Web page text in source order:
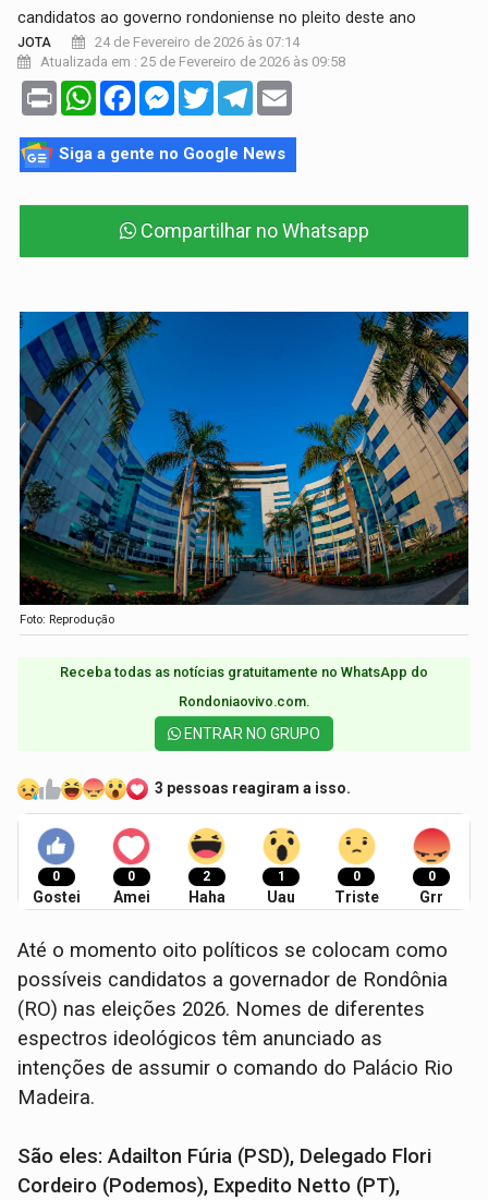
candidatos ao governo rondoniense no pleito deste ano
JOTA
24 de Fevereiro de 2026 às 07:14
Atualizada em : 25 de Fevereiro de 2026 às 09:58
Print WhatsAppFacebookMessenger
TwitterTelegram
Siga a gente no Google News
Compartilhar no Whatsapp
Foto: Reprodução
Receba todas as notícias gratuitamente no WhatsApp do
Rondoniaovivo.com.​
ENTRAR NO GRUPO
3 pessoas reagiram a isso.
0
Gostei
0
Amei
2
Haha
1
Uau
0
Triste
0
Grr
Até o momento oito políticos se colocam como
possíveis candidatos a governador de Rondônia
(RO) nas eleições 2026. Nomes de diferentes
espectros ideológicos têm anunciado as
intenções de assumir o comando do Palácio Rio
Madeira.
São eles: Adailton Fúria (PSD), Delegado Flori
Cordeiro (Podemos), Expedito Netto (PT),